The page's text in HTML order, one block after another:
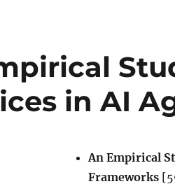
in AI
An Empirical
Frameworks